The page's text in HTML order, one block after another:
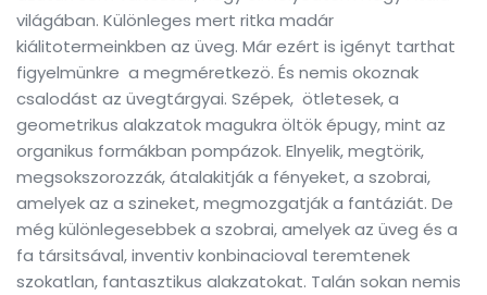
világában. Különleges mert ritka madár
kiálitotermeinkben az üveg. Már ezért is igényt tarthat
figyelmünkre a megméretkezö. És nemis okoznak
csalodást az üvegtárgyai. Szépek, ötletesek, a
geometrikus alakzatok magukra öltök épugy, mint az
organikus formákban pompázok. Elnyelik, megtörik,
megsokszorozzák, átalakitják a fényeket, a szobrai,
amelyek az a szineket, megmozgatják a fantáziát. De
még különlegesebbek a szobrai, amelyek az üveg és a
fa társitsával, inventiv konbinacioval teremtenek
szokatlan, fantasztikus alakzatokat. Talán sokan nemis